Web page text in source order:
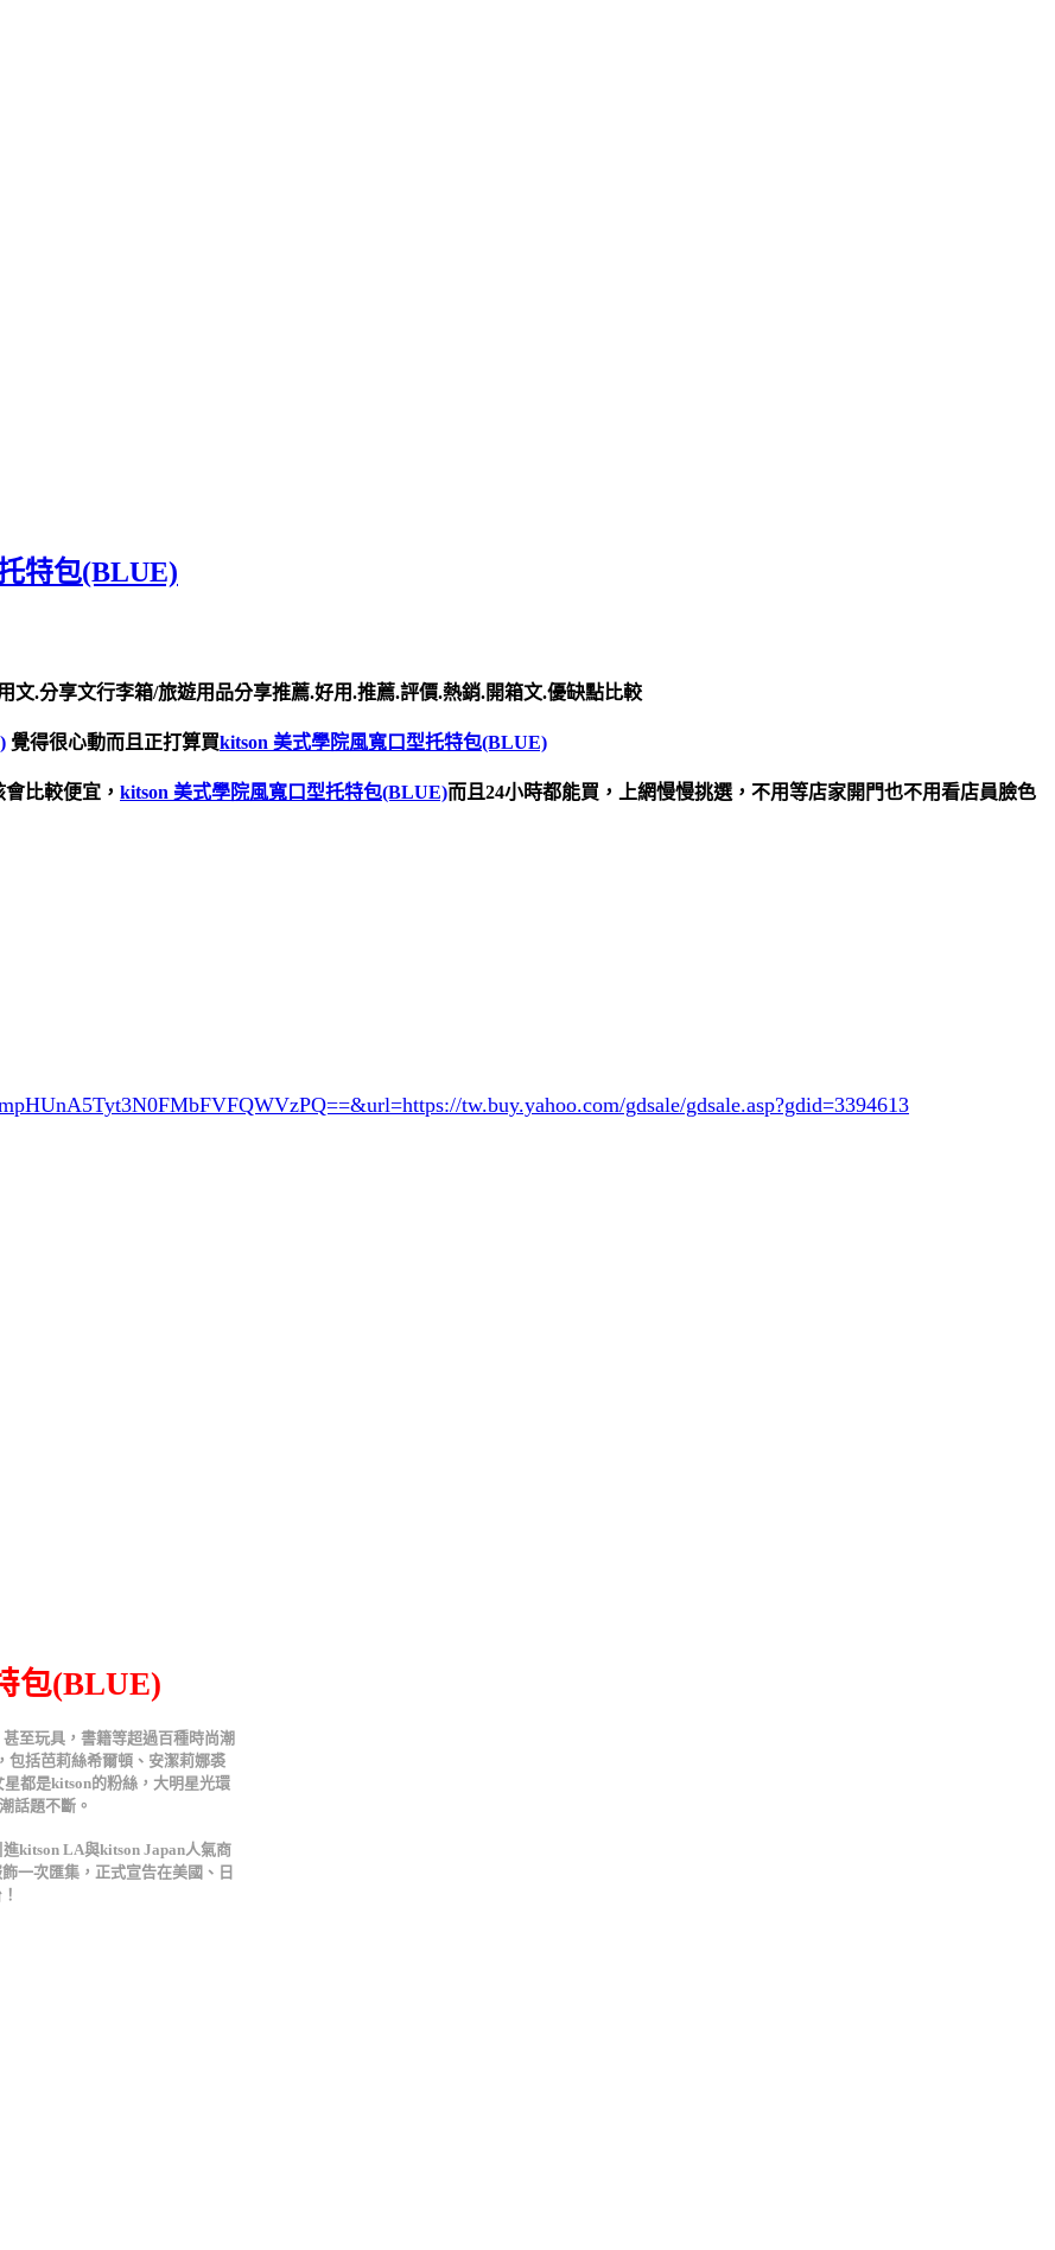
特包(BLUE)
文.分享文行李箱/旅遊用品分享推薦.好用.推薦.評價.熱銷.開箱文.優缺點比較
覺得很心動而且正打算買kitson 美式學院風寬口型托特包(BLUE)
比較便宜， kitson 美式學院風寬口型托特包(BLUE)而且24小時都能買，上網慢慢挑選，不用等店家開門也不用看店員臉色
https://tw.buy.yahoo.com/gdsale/gdsale.asp?gdid=3394613
包(BLUE)
至玩具，書籍等超過百種時尚潮
包括芭莉絲希爾頓、安潔莉娜裘
都是kitson的粉絲，大明星光環
話題不斷。
kitson LA與kitson Japan人氣商
一次匯集，正式宣告在美國、日